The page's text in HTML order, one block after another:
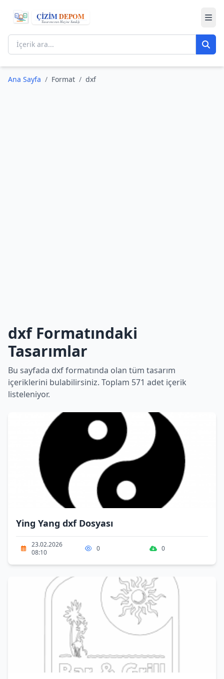
Ana Sayfa / Format / dxf
dxf Formatındaki
Tasarımlar
Bu sayfada dxf formatında olan tüm tasarım
içeriklerini bulabilirsiniz. Toplam 571 adet içerik
listeleniyor.
Ying Yang dxf Dosyası
23.02.2026
08:10
0 0